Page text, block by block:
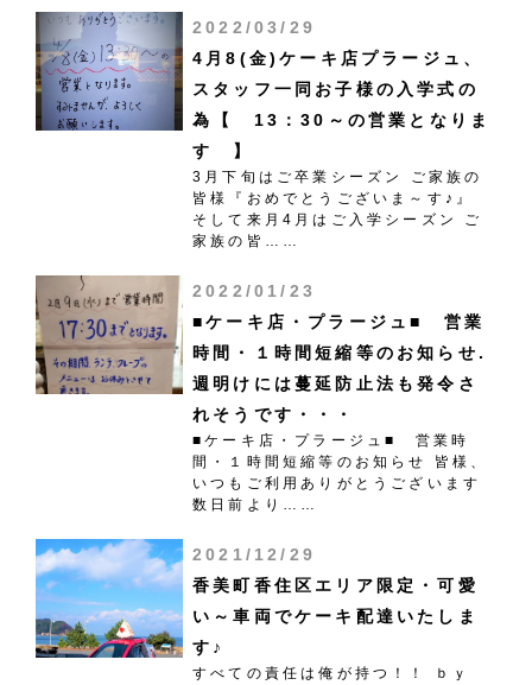
2022/03/29
4月8(金)ケーキ店プラージュ、
スタッフ一同お子様の入学式の
為【 13：30～の営業となりま
す 】
3月下旬はご卒業シーズン ご家族の
皆様『おめでとうございま～す♪』
そして来月4月はご入学シーズン ご
家族の皆……
2022/01/23
■ケーキ店・プラージュ■ 営業
時間・１時間短縮等のお知らせ.
週明けには蔓延防止法も発令さ
れそうです・・・
■ケーキ店・プラージュ■ 営業時
間・１時間短縮等のお知らせ 皆様、
いつもご利用ありがとうございます
数日前より……
2021/12/29
香美町香住区エリア限定・可愛
い～車両でケーキ配達いたしま
す♪
すべての責任は俺が持つ！！ ｂｙ